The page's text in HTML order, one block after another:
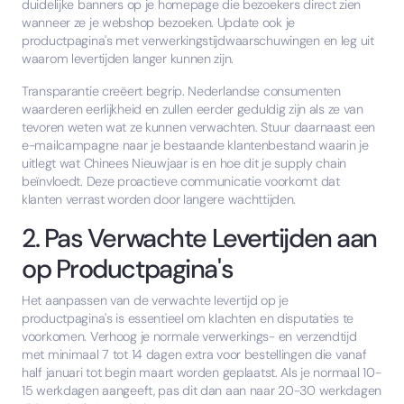
duidelijke banners op je homepage die bezoekers direct zien
wanneer ze je webshop bezoeken. Update ook je
productpagina's met verwerkingstijdwaarschuwingen en leg uit
waarom levertijden langer kunnen zijn.
Transparantie creëert begrip. Nederlandse consumenten
waarderen eerlijkheid en zullen eerder geduldig zijn als ze van
tevoren weten wat ze kunnen verwachten. Stuur daarnaast een
e-mailcampagne naar je bestaande klantenbestand waarin je
uitlegt wat Chinees Nieuwjaar is en hoe dit je supply chain
beïnvloedt. Deze proactieve communicatie voorkomt dat
klanten verrast worden door langere wachttijden.
2. Pas Verwachte Levertijden aan
op Productpagina's
Het aanpassen van de verwachte levertijd op je
productpagina's is essentieel om klachten en disputaties te
voorkomen. Verhoog je normale verwerkings- en verzendtijd
met minimaal 7 tot 14 dagen extra voor bestellingen die vanaf
half januari tot begin maart worden geplaatst. Als je normaal 10-
15 werkdagen aangeeft, pas dit dan aan naar 20-30 werkdagen